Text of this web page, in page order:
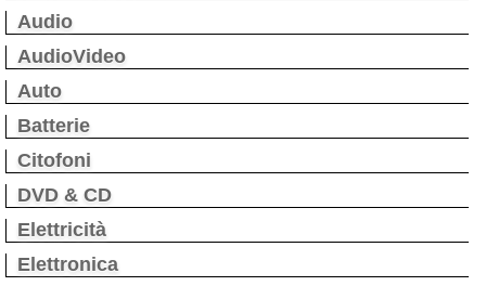
Audio
AudioVideo
Auto
Batterie
Citofoni
DVD & CD
Elettricità
Elettronica